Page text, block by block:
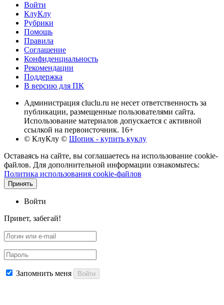
Войти
КлуКлу
Рубрики
Помощь
Правила
Соглашение
Конфиденциальность
Рекомендации
Поддержка
В версию для ПК
Администрация cluclu.ru не несет ответственность за
публикации, размещенные пользователями сайта.
Использование материалов допускается с активной
ссылкой на первоисточник. 16+
© КлуКлу © Шопик - купить куклу
Оставаясь на сайте, вы соглашаетесь на использование cookie-
файлов. Для дополнительной информации ознакомьтесь:
Политика использования cookie-файлов
Принять
Войти
Привет, забегай!
Запомнить меня Войти